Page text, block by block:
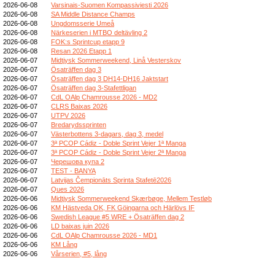
2026-06-08
Varsinais-Suomen Kompassiviesti 2026
2026-06-08
SA Middle Distance Champs
2026-06-08
Ungdomsserie Umeå
2026-06-08
Närkeserien i MTBO deltävling 2
2026-06-08
FOK:s Sprintcup etapp 9
2026-06-08
Resan 2026 Etapp 1
2026-06-07
Midtjysk Sommerweekend, Linå Vesterskov
2026-06-07
Ösaträffen dag 3
2026-06-07
Ösaträffen dag 3 DH14-DH16 Jaktstart
2026-06-07
Ösaträffen dag 3-Stafettligan
2026-06-07
CdL OAlp Chamrousse 2026 - MD2
2026-06-07
CLRS Baixas 2026
2026-06-07
UTPV 2026
2026-06-07
Bredarydssprinten
2026-06-07
Västerbottens 3-dagars, dag 3, medel
2026-06-07
3ª PCOP Cádiz - Doble Sprint Vejer 1ª Manga
2026-06-07
3ª PCOP Cádiz - Doble Sprint Vejer 2ª Manga
2026-06-07
Черешова купа 2
2026-06-07
TEST - BANYA
2026-06-07
Latvijas Čempionāts Sprinta Stafetē2026
2026-06-07
Ques 2026
2026-06-06
Midtjysk Sommerweekend Skærbøge, Mellem Testløb
2026-06-06
KM Hästveda OK, FK Göingarna och Härlövs IF
2026-06-06
Swedish League #5 WRE + Ösaträffen dag 2
2026-06-06
LD baixas juin 2026
2026-06-06
CdL OAlp Chamrousse 2026 - MD1
2026-06-06
KM Lång
2026-06-06
Vårserien, #5, lång